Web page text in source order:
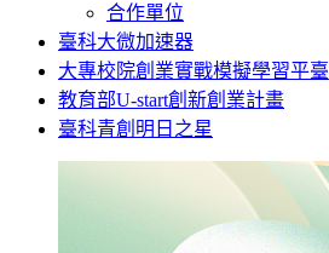
合作單位
臺科大微加速器
大專校院創業實戰模擬學習平臺
教育部U-start創新創業計畫
臺科青創明日之星